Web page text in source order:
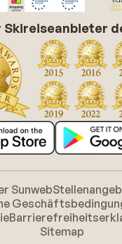
Skireiseanbieter
Sunweb
Sitemap